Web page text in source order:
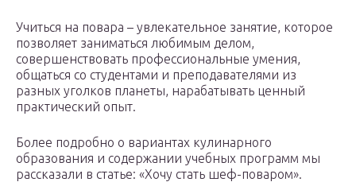
Учиться на повара – увлекательное занятие, которое
позволяет заниматься любимым делом,
совершенствовать профессиональные умения,
общаться со студентами и преподавателями из
разных уголков планеты, нарабатывать ценный
практический опыт.
Более подробно о вариантах кулинарного
образования и содержании учебных программ мы
рассказали в статье: «Хочу стать шеф-поваром».